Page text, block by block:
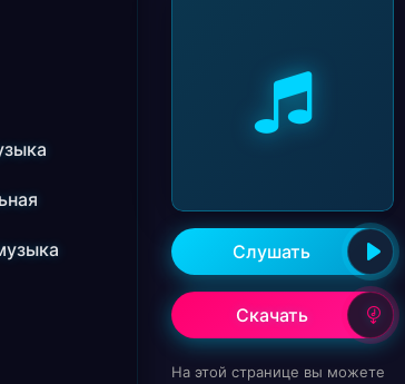
Слушать
Скачать
На этой странице вы можете